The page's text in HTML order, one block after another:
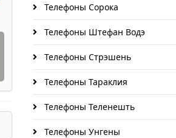
Телефоны Сорока
Телефоны Штефан Водэ
Телефоны Стрэшень
Телефоны Тараклия
Телефоны Теленешть
Телефоны Унгены